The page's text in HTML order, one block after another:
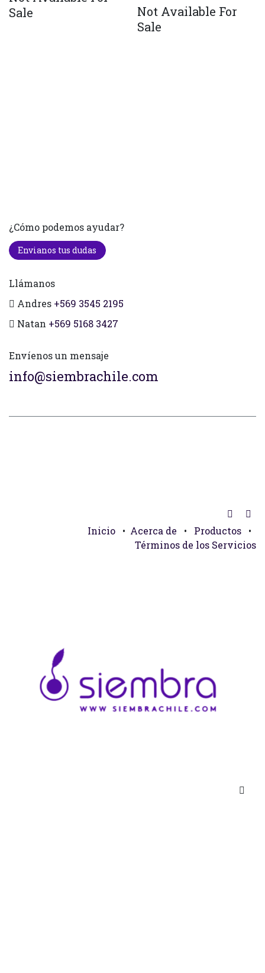
Sale
Not Available For
Sale
¿Cómo podemos ayudar?
Envianos tus dudas
Llámanos
Andres +569 3545 2195
Natan +569 5168 3427
Envíenos un mensaje
info@siembrachile.com
Inicio • Acerca de • Productos
•
Términos de los Servicios